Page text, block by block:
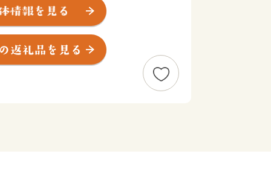
秋津川の桜、夏は蛍、秋は紅葉と美
港ICを有する便利な町、熊本の空と